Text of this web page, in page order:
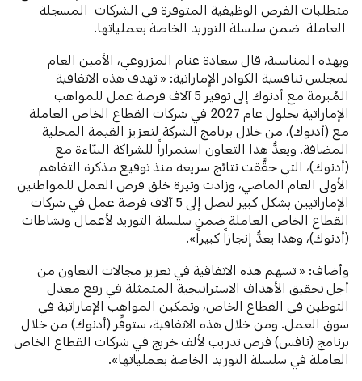
متطلبات الفرص الوظيفية المتوفرة في الشركات المسجلة
العاملة ضمن سلسلة التوريد الخاصة بعملياتها.
وبهذه المناسبة، قال سعادة غنام المزروعي، الأمين العام
لمجلس تنافسية الكوادر الإماراتية: « تهدف هذه الاتفاقية
المُبرمة مع أدنوك إلى توفير 5 آلاف فرصة عمل للمواهب
الإماراتية بحلول عام 2027 في شركات القطاع الخاص العاملة
مع (أدنوك)، من خلال برنامج الشركة لتعزيز القيمة المحلية
المضافة. ويعدُّ هذا التعاون استمراراً للشراكة البنّاءة مع
(أدنوك)، التي حقَّقت نتائج سريعة منذ توقيع مذكرة التفاهم
الأولى العام الماضي، وزادت وتيرة خلق فرص العمل للمواطنين
الإماراتيين بشكل كبير لتصل إلى 5 آلاف فرصة عمل في شركات
القطاع الخاص العاملة ضمن سلسلة التوريد لأعمال ونشاطات
(أدنوك)، وهذا يعدُّ إنجازاً كبيراً».
وأضاف: « تسهم هذه الاتفاقية في تعزيز مجالات التعاون من
أجل تحقيق الأهداف الاستراتيجية المتمثلة في رفع معدل
التوطين في القطاع الخاص، وتمكين المواهب الإماراتية في
سوق العمل. ومن خلال هذه الاتفاقية، ستوفِّر (أدنوك) من خلال
برنامج (نافس) فرص تدريب لألف خريج في شركات القطاع الخاص
العاملة في سلسلة التوريد الخاصة بعملياتها».